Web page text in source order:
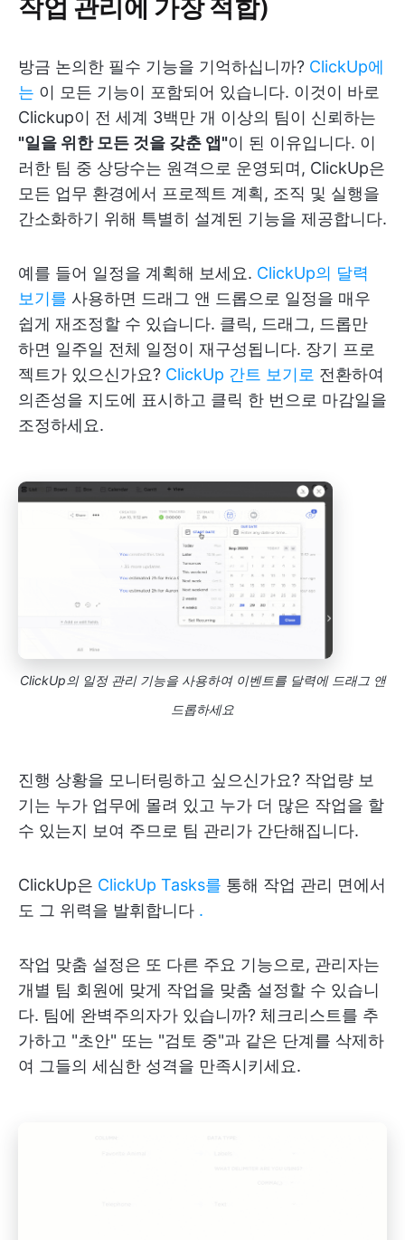
방금 논의한 필수 기능을 기억하십니까? ClickUp에
는 이 모든 기능이 포함되어 있습니다. 이것이 바로
Clickup이 전 세계 3백만 개 이상의 팀이 신뢰하는
"일을 위한 모든 것을 갖춘 앱"이 된 이유입니다. 이
러한 팀 중 상당수는 원격으로 운영되며, ClickUp은
모든 업무 환경에서 프로젝트 계획, 조직 및 실행을
간소화하기 위해 특별히 설계된 기능을 제공합니다.
예를 들어 일정을 계획해 보세요. ClickUp의 달력
보기를 사용하면 드래그 앤 드롭으로 일정을 매우
쉽게 재조정할 수 있습니다. 클릭, 드래그, 드롭만
하면 일주일 전체 일정이 재구성됩니다. 장기 프로
젝트가 있으신가요? ClickUp 간트 보기로 전환하여
의존성을 지도에 표시하고 클릭 한 번으로 마감일을
조정하세요.
ClickUp의 일정 관리 기능을 사용하여 이벤트를 달력에 드래그 앤
드롭하세요
진행 상황을 모니터링하고 싶으신가요? 작업량 보
기는 누가 업무에 몰려 있고 누가 더 많은 작업을 할
수 있는지 보여 주므로 팀 관리가 간단해집니다.
ClickUp은 ClickUp Tasks를 통해 작업 관리 면에서
도 그 위력을 발휘합니다 .
작업 맞춤 설정은 또 다른 주요 기능으로, 관리자는
개별 팀 회원에 맞게 작업을 맞춤 설정할 수 있습니
다. 팀에 완벽주의자가 있습니까? 체크리스트를 추
가하고 "초안" 또는 "검토 중"과 같은 단계를 삭제하
여 그들의 세심한 성격을 만족시키세요.